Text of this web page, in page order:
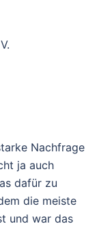
Nachfrage
ja auch
dafür zu
die meiste
und war das